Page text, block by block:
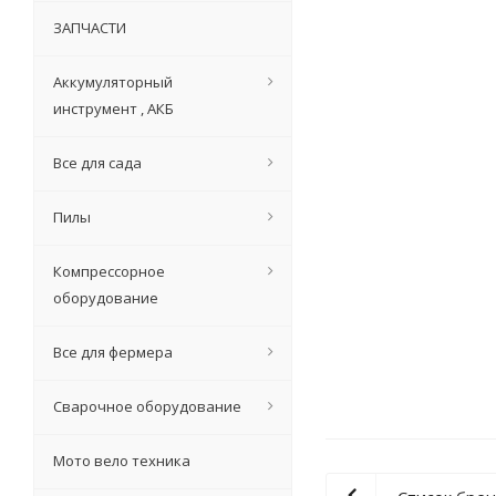
ЗАПЧАСТИ
Аккумуляторный
инструмент , АКБ
Все для сада
Пилы
Компрессорное
оборудование
Все для фермера
Сварочное оборудование
Мото вело техника